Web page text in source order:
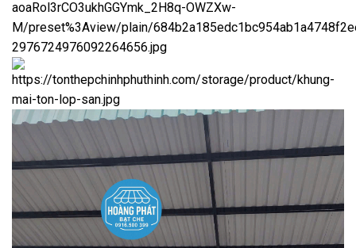
Phường 2thuộc quậnGò Vấplà khu vực dân cư đông đúc,
nhiều nhà phố và nhà trọ. Tại đây, nhu cầu làm mái tôn rất
phổ biến do đặc điểm:
nhà sát nhau, ít khoảng che
nhiều hộ kinh doanh nhỏ